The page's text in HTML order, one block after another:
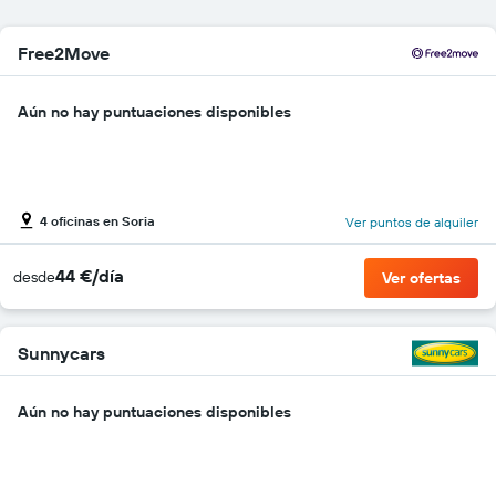
Free2Move
Aún no hay puntuaciones disponibles
4 oficinas en Soria Ver puntos de alquiler
desde44 €/día Ver ofertas
Sunnycars
Aún no hay puntuaciones disponibles